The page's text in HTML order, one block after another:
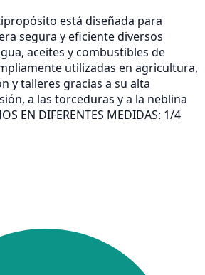
está diseñada para
segura y eficiente diversos
aceites y combustibles de
utilizadas en agricultura,
y talleres gracias a su alta
a las torceduras y a la neblina
EN DIFERENTES MEDIDAS: 1/4